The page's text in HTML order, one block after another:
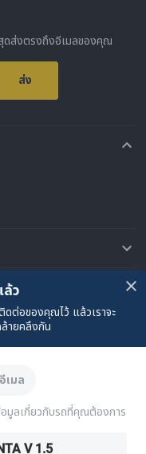
ว
ดต่อของคุณไว้ แล้วเราจะ
ายคลึงกัน
เมล
มูลเกี่ยวกับรถที่คุณต้องการ
2020 Toyota SIENTA V 1.5
ดส่งตรงถึงอีเมลของคุณ
ส่ง